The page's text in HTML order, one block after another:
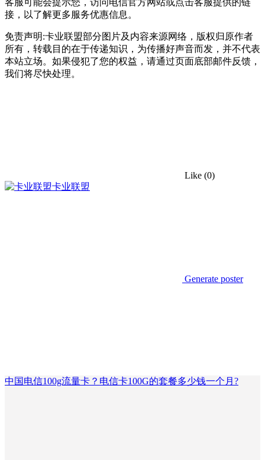
接，以了解更多服务优惠信息。
免责声明:卡业联盟部分图片及内容来源网络，版权归原作者
所有，转载目的在于传递知识，为传播好声音而发，并不代表
本站立场。如果侵犯了您的权益，请通过页面底部邮件反馈，
我们将尽快处理。
Like (0)
卡业联盟
Generate poster
中国电信100g流量卡？电信卡100G的套餐多少钱一个月?